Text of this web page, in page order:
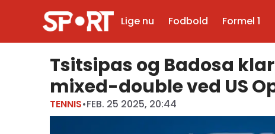
Lige nu Fodbold Formel 1
Tsitsipas og Badosa
mixed-double ved US
TENNIS•FEB. 25 2025, 20:44